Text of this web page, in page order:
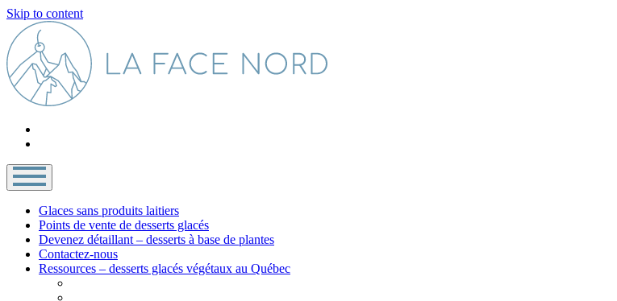
Skip to content
Glaces sans produits laitiers
Points de vente de desserts glacés
Devenez détaillant – desserts à base de plantes
Contactez-nous
Ressources – desserts glacés végétaux au Québec